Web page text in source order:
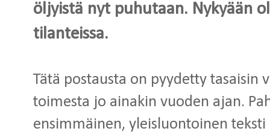
öljyistä nyt puhutaan. Nykyään
tilanteissa.
Tätä postausta on pyydetty
toimesta jo ainakin vuoden ajan.
ensimmäinen, yleisluontoinen